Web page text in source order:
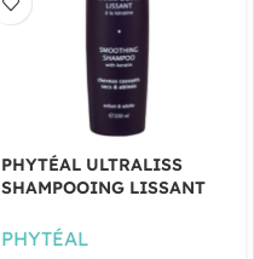
PHYTÉAL ULTRALISS
SHAMPOOING LISSANT
PHYTÉAL